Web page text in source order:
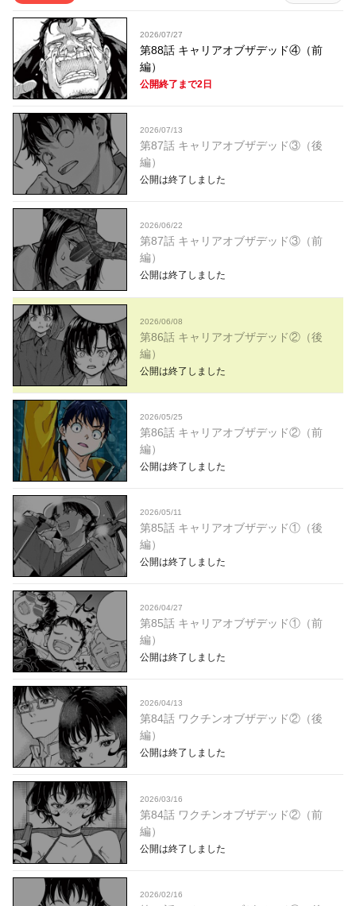
2026/07/27
第88話 キャリアオブザデッド④（前
編）
公開終了まで2日
2026/07/13
第87話 キャリアオブザデッド③（後
編）
公開は終了しました
2026/06/22
第87話 キャリアオブザデッド③（前
編）
公開は終了しました
2026/06/08
第86話 キャリアオブザデッド②（後
編）
公開は終了しました
2026/05/25
第86話 キャリアオブザデッド②（前
編）
公開は終了しました
2026/05/11
第85話 キャリアオブザデッド①（後
編）
公開は終了しました
2026/04/27
第85話 キャリアオブザデッド①（前
編）
公開は終了しました
2026/04/13
第84話 ワクチンオブザデッド②（後
編）
公開は終了しました
2026/03/16
第84話 ワクチンオブザデッド②（前
編）
公開は終了しました
2026/02/16